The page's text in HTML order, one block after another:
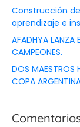
Construcción
aprendizaje e
AFADHYA LANZA
CAMPEONES.
DOS MAESTROS
COPA